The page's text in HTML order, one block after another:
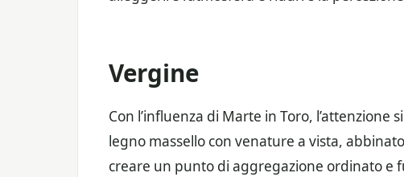
Vergine
Con l’influenza di Marte in Toro, l’attenzione
legno massello con venature a vista,
creare un punto di aggregazione ordinato e